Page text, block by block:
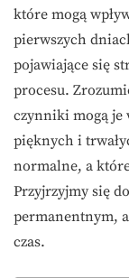
które mogą
pierwszych
pojawiające się
procesu.
czynniki mogą je
pięknych i
normalne, a
Przyjrzyjmy się
permanentnym,
czas.